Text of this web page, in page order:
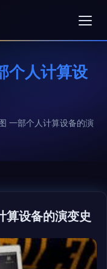
个人计算设
一部个人计算设备的演
算设备的演变史